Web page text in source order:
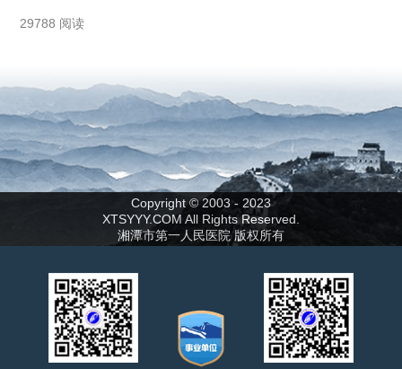
一支部主题党日暨党课学习活动
29788 阅读
Copyright © 2003 - 2023
XTSYYY.COM All Rights Reserved.
湘潭市第一人民医院 版权所有